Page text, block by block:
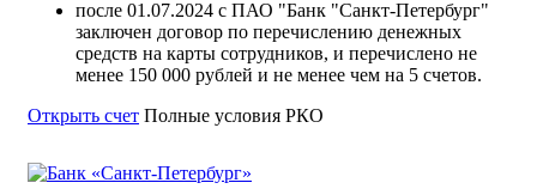
после 01.07.2024 с ПАО "Банк "Санкт-Петербург"
заключен договор по перечислению денежных
средств на карты сотрудников, и перечислено не
менее 150 000 рублей и не менее чем на 5 счетов.
Открыть счет Полные условия РКО